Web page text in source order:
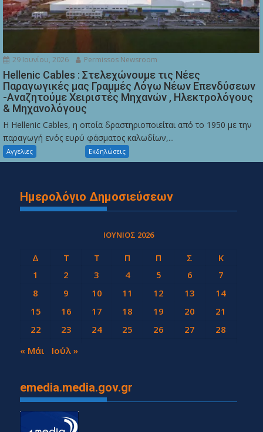
29 Ιουνίου, 2026 Permissos Newsroom
Hellenic Cables : Στελεχώνουμε τις Νέες
Παραγωγικές μας Γραμμές Λόγω Νέων Επενδύσεων
-Αναζητούμε Χειριστές Μηχανών , Ηλεκτρολόγους
& Μηχανολόγους
Η Hellenic Cables, η οποία δραστηριοποιείται από το 1950 με την
παραγωγή ενός ευρύ φάσματος καλωδίων,...
Αγγελιες Εκδηλώσεις
Ημερολόγιο Δημοσιεύσεων
ΙΟΎΝΙΟΣ 2026
Δ Τ Τ Π Π Σ
Κ
1
2 3 4 5 6
7
8
9 10 11 12 13
14
15
16 17 18 19 20
21
22
23 24 25 26 27
28
29
30
« Μάι Ιούλ »
emedia.media.gov.gr